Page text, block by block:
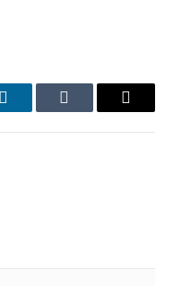
LinkedInTumblr Email